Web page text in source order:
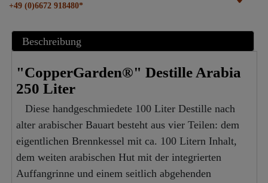
+49 (0)6672 918480*
Beschreibung
"CopperGarden®" Destille Arabia
250 Liter
Diese handgeschmiedete 100 Liter Destille nach
alter arabischer Bauart besteht aus vier Teilen: dem
eigentlichen Brennkessel mit ca. 100 Litern Inhalt,
dem weiten arabischen Hut mit der integrierten
Auffangrinne und einem seitlich abgehenden